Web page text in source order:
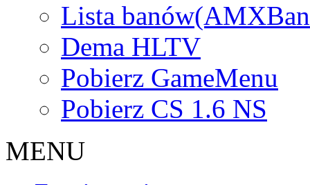
Lista
Dema HLTV
Pobierz GameMenu
Pobierz CS 1.6 NS
MENU